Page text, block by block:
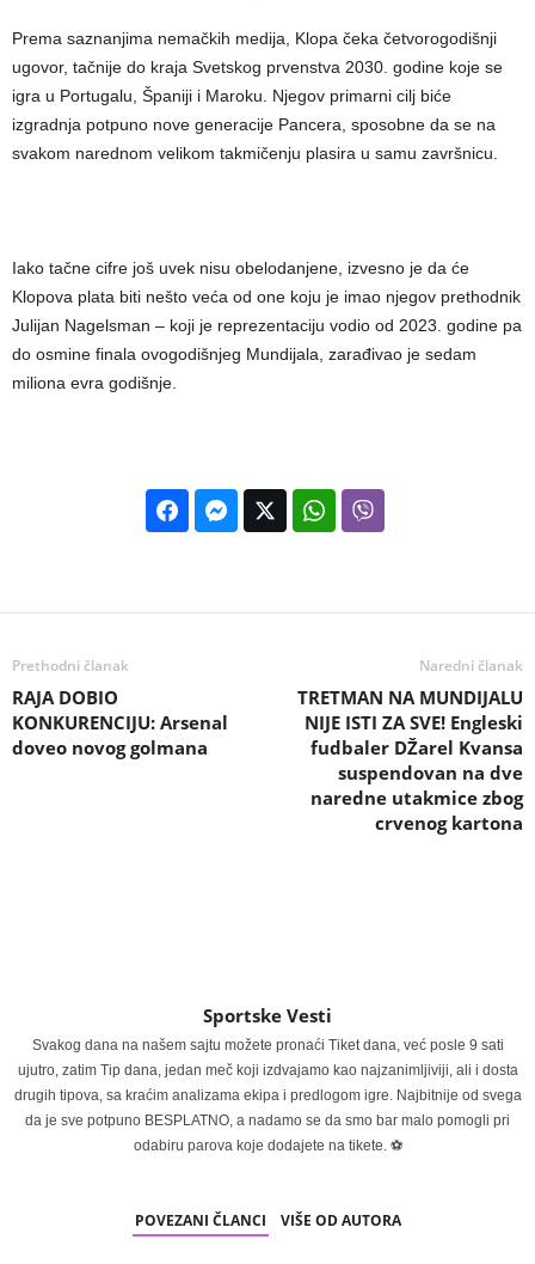
Prema saznanjima nemačkih medija, Klopa čeka četvorogodišnji
ugovor, tačnije do kraja Svetskog prvenstva 2030. godine koje se
igra u Portugalu, Španiji i Maroku. Njegov primarni cilj biće
izgradnja potpuno nove generacije Pancera, sposobne da se na
svakom narednom velikom takmičenju plasira u samu završnicu.
Iako tačne cifre još uvek nisu obelodanjene, izvesno je da će
Klopova plata biti nešto veća od one koju je imao njegov prethodnik
Julijan Nagelsman – koji je reprezentaciju vodio od 2023. godine pa
do osmine finala ovogodišnjeg Mundijala, zarađivao je sedam
miliona evra godišnje.
Prethodni članak
RAJA DOBIO
KONKURENCIJU: Arsenal
doveo novog golmana
Naredni članak
TRETMAN NA MUNDIJALU
NIJE ISTI ZA SVE! Engleski
fudbaler DŽarel Kvansa
suspendovan na dve
naredne utakmice zbog
crvenog kartona
Sportske Vesti
Svakog dana na našem sajtu možete pronaći Tiket dana, već posle 9 sati
ujutro, zatim Tip dana, jedan meč koji izdvajamo kao najzanimljiviji, ali i dosta
drugih tipova, sa kraćim analizama ekipa i predlogom igre. Najbitnije od svega
da je sve potpuno BESPLATNO, a nadamo se da smo bar malo pomogli pri
odabiru parova koje dodajete na tikete. ⚽
POVEZANI ČLANCI VIŠE OD AUTORA